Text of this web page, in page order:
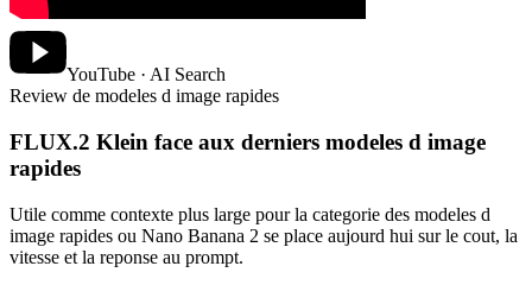
YouTube · AI Search
Review de modeles d image rapides
FLUX.2 Klein face aux derniers modeles d image
rapides
Utile comme contexte plus large pour la categorie des modeles d
image rapides ou Nano Banana 2 se place aujourd hui sur le cout, la
vitesse et la reponse au prompt.